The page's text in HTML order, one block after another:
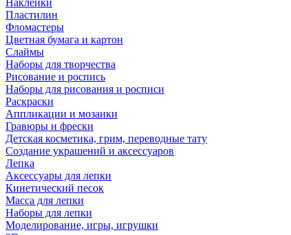
Наклейки
Пластилин
Фломастеры
Цветная бумага и картон
Слаймы
Наборы для творчества
Рисование и роспись
Наборы для рисования и росписи
Раскраски
Аппликации и мозаики
Гравюры и фрески
Детская косметика, грим, переводные тату
Создание украшений и аксессуаров
Лепка
Аксессуары для лепки
Кинетический песок
Масса для лепки
Наборы для лепки
Моделирование, игры, игрушки